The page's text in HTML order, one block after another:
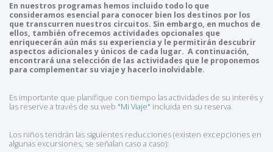
En nuestros programas hemos incluido todo lo que
consideramos esencial para conocer bien los destinos por los
que transcurren nuestros circuitos. Sin embargo, en muchos de
ellos, también ofrecemos actividades opcionales que
enriquecerán aún más su experiencia y le permitirán descubrir
aspectos adicionales y únicos de cada lugar. A continuación,
encontrará una selección de las actividades que le proponemos
para complementar su viaje y hacerlo inolvidable.
Es importante que planifique con tiempo las actividades de su interés y
las reserve a través de su web "Mi Viaje" incluida en su reserva.
Los niños tendrán las siguientes reducciones (existen excepciones en
algunas excursiones, se señalan caso a caso):